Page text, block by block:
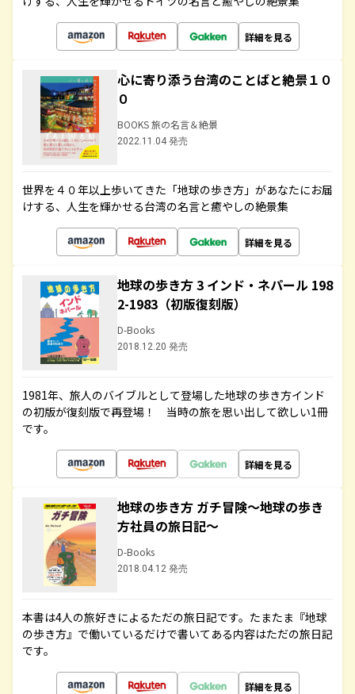
詳細を見る
心に寄り添う台湾のことばと絶景１０
０
BOOKS 旅の名言＆絶景
2022.11.04 発売
世界を４０年以上歩いてきた「地球の歩き方」があなたにお届
けする、人生を輝かせる台湾の名言と癒やしの絶景集
詳細を見る
地球の歩き方 3 インド・ネパール 198
2-1983（初版復刻版）
D-Books
2018.12.20 発売
1981年、旅人のバイブルとして登場した地球の歩き方インド
の初版が復刻版で再登場！ 当時の旅を思い出して欲しい1冊
です。
詳細を見る
地球の歩き方 ガチ冒険～地球の歩き
方社員の旅日記～
D-Books
2018.04.12 発売
本書は4人の旅好きによるただの旅日記です。たまたま『地球
の歩き方』で働いているだけで書いてある内容はただの旅日記
です。
詳細を見る